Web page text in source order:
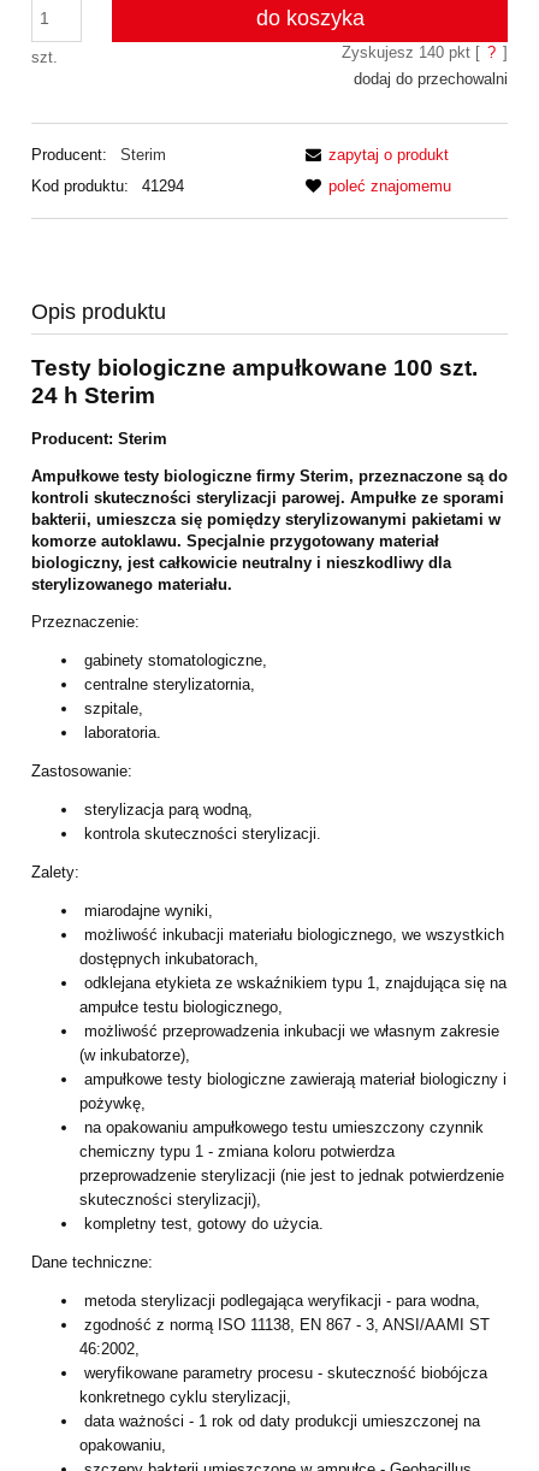
szt.
do koszyka
Zyskujesz 140pkt [ ? ]
dodaj do przechowalni
Producent:
Sterim
Kod produktu:
41294
zapytaj o produkt
poleć znajomemu
Opis produktu
Testy biologiczne ampułkowane 100 szt.
24 h Sterim
Producent: Sterim
Ampułkowe testy biologiczne firmy Sterim, przeznaczone są do
kontroli skuteczności sterylizacji parowej. Ampułke ze sporami
bakterii, umieszcza się pomiędzy sterylizowanymi pakietami w
komorze autoklawu. Specjalnie przygotowany materiał
biologiczny, jest całkowicie neutralny i nieszkodliwy dla
sterylizowanego materiału.
Przeznaczenie:
gabinety stomatologiczne,
centralne sterylizatornia,
szpitale,
laboratoria.
Zastosowanie:
sterylizacja parą wodną,
kontrola skuteczności sterylizacji.
Zalety:
miarodajne wyniki,
możliwość inkubacji materiału biologicznego, we wszystkich
dostępnych inkubatorach,
odklejana etykieta ze wskaźnikiem typu 1, znajdująca się na
ampułce testu biologicznego,
możliwość przeprowadzenia inkubacji we własnym zakresie
(w inkubatorze),
ampułkowe testy biologiczne zawierają materiał biologiczny i
pożywkę,
na opakowaniu ampułkowego testu umieszczony czynnik
chemiczny typu 1 - zmiana koloru potwierdza
przeprowadzenie sterylizacji (nie jest to jednak potwierdzenie
skuteczności sterylizacji),
kompletny test, gotowy do użycia.
Dane techniczne:
metoda sterylizacji podlegająca weryfikacji - para wodna,
zgodność z normą ISO 11138, EN 867 - 3, ANSI/AAMI ST
46:2002,
weryfikowane parametry procesu - skuteczność biobójcza
konkretnego cyklu sterylizacji,
data ważności - 1 rok od daty produkcji umieszczonej na
opakowaniu,